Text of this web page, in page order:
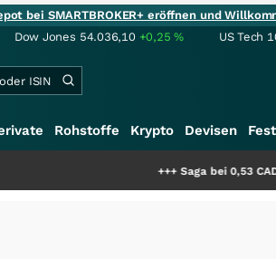
bei SMARTBROKER+ eröffnen und
Dow Jones 54.036,10 +0,25% US Tech
Rohstoffe Krypto Devisen
Saga bei 0,53 CAD: